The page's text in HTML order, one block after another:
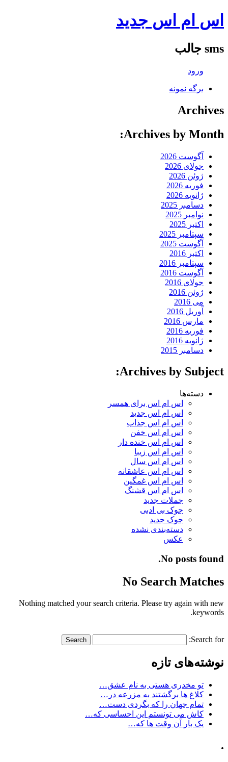
اس ام اس جدید
sms جالب
ورود
برگه نمونه
Archives
Archives by Month:
آگوست 2026
جولای 2026
ژوئن 2026
فوریه 2026
ژانویه 2026
دسامبر 2025
نوامبر 2025
اکتبر 2025
سپتامبر 2025
آگوست 2025
اکتبر 2016
سپتامبر 2016
آگوست 2016
جولای 2016
ژوئن 2016
می 2016
آوریل 2016
مارس 2016
فوریه 2016
ژانویه 2016
دسامبر 2015
Archives by Subject:
دسته‌ها
اس ام اس برای همسر
اس ام اس جدید
اس ام اس جذاب
اس ام اس خفن
اس ام اس خنده دار
اس ام اس زیبا
اس ام اس سال
اس ام اس عاشقانه
اس ام اس غمگین
اس ام اس قشنگ
جملات جدید
جوک بی ادبی
جوک جدید
دسته‌بندی نشده
عکس
No posts found.
No Search Matches
Nothing matched your search criteria. Please try again with new
keywords.
Search for:
نوشته‌های تازه
تو مخدری هستی به نام عشق…
کلاغ ها برگشتند به مزرعه در…
تمام جهان را که بگردی دست…
کاش می تونستم این احساسی که…
یک بار آن وقت ها که…
.